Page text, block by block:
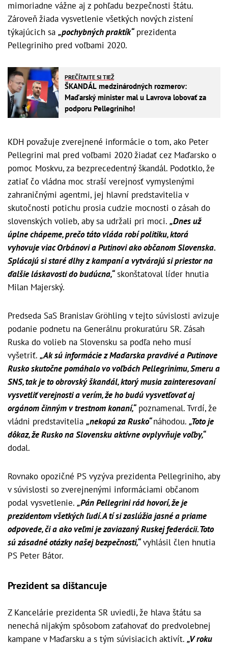
mimoriadne vážne aj z pohľadu bezpečnosti štátu.
Zároveň žiada vysvetlenie všetkých nových zistení
týkajúcich sa „pochybných praktík“prezidenta
Pellegriniho pred voľbami 2020.
PREČÍTAJTE SI TIEŽ
ŠKANDÁL medzinárodných rozmerov:
Maďarský minister mal u Lavrova lobovať za
podporu Pellegriniho!
KDH považuje zverejnené informácie o tom, ako Peter
Pellegrini mal pred voľbami 2020 žiadať cez Maďarsko o
pomoc Moskvu, za bezprecedentný škandál. Podotklo, že
zatiaľ čo vládna moc straší verejnosť vymyslenými
zahraničnými agentmi, jej hlavní predstavitelia v
skutočnosti potichu prosia cudzie mocnosti o zásah do
slovenských volieb, aby sa udržali pri moci. „Dnes už
úplne chápeme, prečo táto vláda robí politiku, ktorá
vyhovuje viac Orbánovi a Putinovi ako občanom Slovenska.
Splácajú si staré dlhy z kampaní a vytvárajú si priestor na
ďalšie láskavosti do budúcna,“skonštatoval líder hnutia
Milan Majerský.
Predseda SaS Branislav Gröhling v tejto súvislosti avizuje
podanie podnetu na Generálnu prokuratúru SR. Zásah
Ruska do volieb na Slovensku sa podľa neho musí
vyšetriť. „Ak sú informácie z Maďarska pravdivé a Putinove
Rusko skutočne pomáhalo vo voľbách Pellegrinimu, Smeru a
SNS, tak je to obrovský škandál, ktorý musia zainteresovaní
vysvetliť verejnosti a verím, že ho budú vysvetľovať aj
orgánom činným v trestnom konaní,“poznamenal. Tvrdí, že
vládni predstavitelia „nekopú za Rusko“náhodou. „Toto je
dôkaz, že Rusko na Slovensku aktívne ovplyvňuje voľby,“
dodal.
Rovnako opozičné PS vyzýva prezidenta Pellegriniho, aby
v súvislosti so zverejnenými informáciami občanom
podal vysvetlenie. „Pán Pellegrini rád hovorí, že je
prezidentom všetkých ľudí. A tí si zaslúžia jasné a priame
odpovede, či a ako veľmi je zaviazaný Ruskej federácii. Toto
sú zásadné otázky našej bezpečnosti,“vyhlásil člen hnutia
PS Peter Bátor.
Prezident sa dištancuje
Z Kancelárie prezidenta SR uviedli, že hlava štátu sa
nenechá nijakým spôsobom zaťahovať do predvolebnej
kampane v Maďarsku a s tým súvisiacich aktivít. „V roku